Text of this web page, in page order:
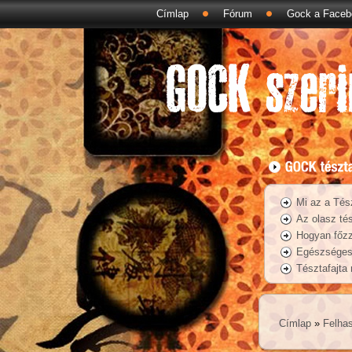
Címlap Fórum Gock a
Mi az a
Az olasz
Hogyan
Tésztafajta
Címlap »